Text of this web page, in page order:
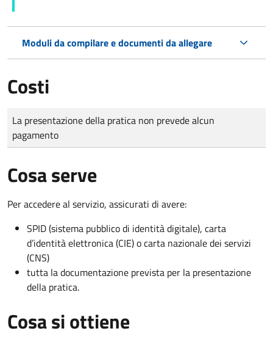
Moduli da compilare e documenti da allegare
Costi
Tipo di pagamento
Importo
La presentazione della pratica non prevede alcun
pagamento
Cosa serve
Per accedere al servizio, assicurati di avere:
SPID (sistema pubblico di identità digitale), carta
d’identità elettronica (CIE) o carta nazionale dei servizi
(CNS)
tutta la documentazione prevista per la presentazione
della pratica.
Cosa si ottiene